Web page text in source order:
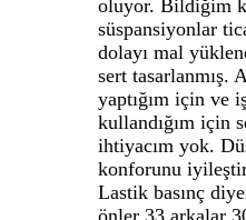
oluyor. Bildiğim
süspansiyonlar
dolayı mal
sert tasarlanmış.
yaptığım için ve
kullandığım için
ihtiyacım yok.
konforunu
Lastik basınç
önler 33 arkalar